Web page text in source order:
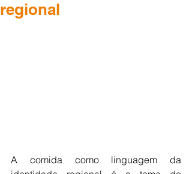
regional
A comida como linguagem da